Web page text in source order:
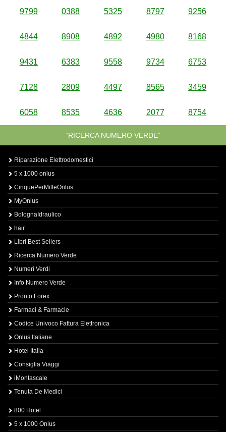
9799 0388 5325 8797 9256
4844 8908 4892 4980 8168
9431 6383 9558 9734 6753
7128 2809 4497 8565 3459
6058 8535 4636 2077 8754
“RICERCA NUMERO VERDE”
Riparazione Elettrodomestici
5 x 1000 onlus
CinquePerMilleOnlus
MyOnlus
BolognaIdraulico
hair
Libri Best Sellers
Ricerca Numero Verde
Numeri Verdi
Info Numero Verde
Pronto Forex
Farmaci & Farmacie
Codice Univoco Fattura Elettronica
Onlus Italiane
Hotel Italia
Consiglia Viaggi
iMontascale
Tenuta De Medici
800 Hotel
5 x 1000 Onlus